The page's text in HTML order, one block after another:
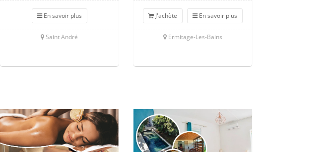
En savoir plus
Saint André
J'achète En savoir plus
Ermitage-Les-Bains